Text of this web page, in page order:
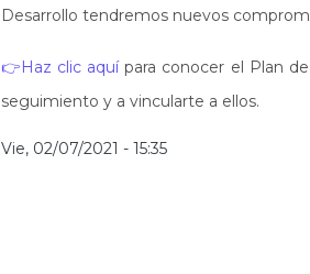
Desarrollo tendremos nuevos
👉Haz clic aquípara conocer el Plan
seguimiento y a vincularte a ellos.
Vie, 02/07/2021 - 15:35